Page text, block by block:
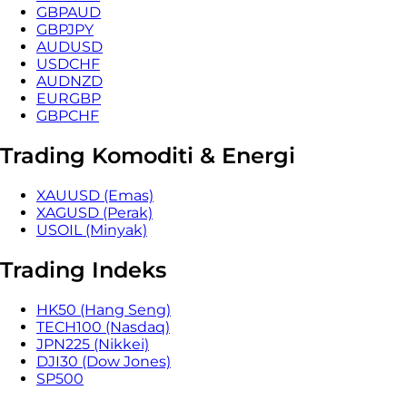
GBPAUD
GBPJPY
AUDUSD
USDCHF
AUDNZD
EURGBP
GBPCHF
Trading Komoditi & Energi
XAUUSD (Emas)
XAGUSD (Perak)
USOIL (Minyak)
Trading Indeks
HK50 (Hang Seng)
TECH100 (Nasdaq)
JPN225 (Nikkei)
DJI30 (Dow Jones)
SP500